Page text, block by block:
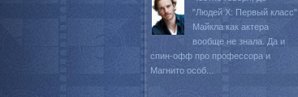
"Людей Х: Первый класс"
Майкла как актера
вообще не знала. Да и
спин-офф про профессора и
Магнито особ...